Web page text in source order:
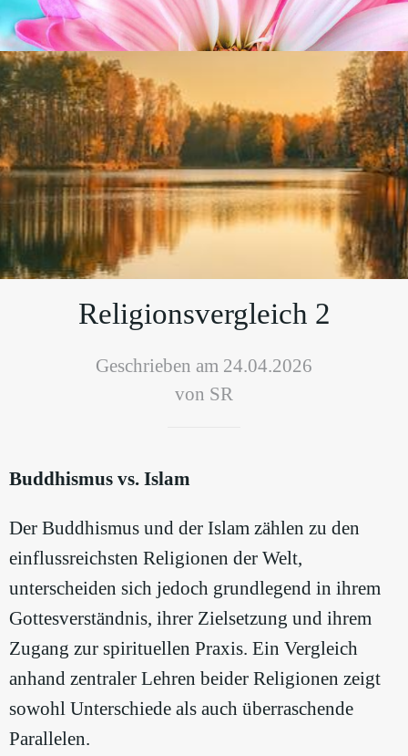
Religionsvergleich 2
Geschrieben am 24.04.2026
von SR
Buddhismus vs. Islam
Der Buddhismus und der Islam zählen zu den
einflussreichsten Religionen der Welt,
unterscheiden sich jedoch grundlegend in ihrem
Gottesverständnis, ihrer Zielsetzung und ihrem
Zugang zur spirituellen Praxis. Ein Vergleich
anhand zentraler Lehren beider Religionen zeigt
sowohl Unterschiede als auch überraschende
Parallelen.